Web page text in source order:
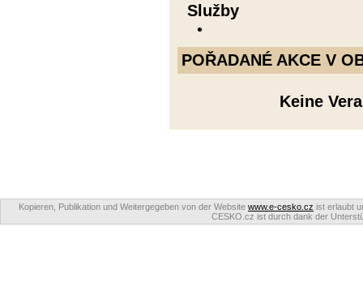
Služby
•
POŘADANÉ AKCE V
Keine
Kopieren, Publikation und Weitergegeben von der Website www.e-cesko.cz ist erlaubt
CESKO.cz ist durch dank der